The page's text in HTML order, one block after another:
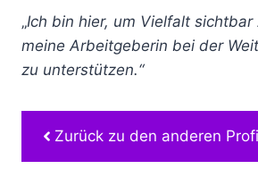
„Ich bin hier, um Vielfalt sichtbar
meine Arbeitgeberin bei der
zu unterstützen.“
Zurück zu den anderen